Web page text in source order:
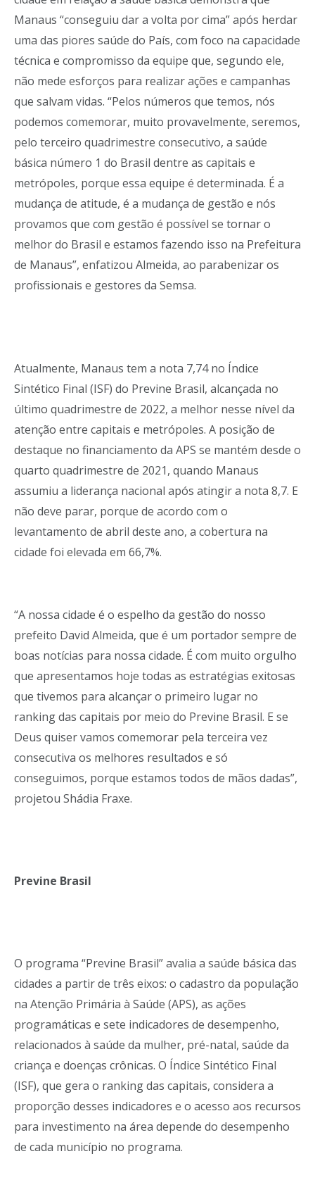
Manaus “conseguiu dar a volta por cima” após herdar
uma das piores saúde do País, com foco na capacidade
técnica e compromisso da equipe que, segundo ele,
não mede esforços para realizar ações e campanhas
que salvam vidas. “Pelos números que temos, nós
podemos comemorar, muito provavelmente, seremos,
pelo terceiro quadrimestre consecutivo, a saúde
básica número 1 do Brasil dentre as capitais e
metrópoles, porque essa equipe é determinada. É a
mudança de atitude, é a mudança de gestão e nós
provamos que com gestão é possível se tornar o
melhor do Brasil e estamos fazendo isso na Prefeitura
de Manaus”, enfatizou Almeida, ao parabenizar os
profissionais e gestores da Semsa.
Atualmente, Manaus tem a nota 7,74 no Índice
Sintético Final (ISF) do Previne Brasil, alcançada no
último quadrimestre de 2022, a melhor nesse nível da
atenção entre capitais e metrópoles. A posição de
destaque no financiamento da APS se mantém desde o
quarto quadrimestre de 2021, quando Manaus
assumiu a liderança nacional após atingir a nota 8,7. E
não deve parar, porque de acordo com o
levantamento de abril deste ano, a cobertura na
cidade foi elevada em 66,7%.
“A nossa cidade é o espelho da gestão do nosso
prefeito David Almeida, que é um portador sempre de
boas notícias para nossa cidade. É com muito orgulho
que apresentamos hoje todas as estratégias exitosas
que tivemos para alcançar o primeiro lugar no
ranking das capitais por meio do Previne Brasil. E se
Deus quiser vamos comemorar pela terceira vez
consecutiva os melhores resultados e só
conseguimos, porque estamos todos de mãos dadas”,
projetou Shádia Fraxe.
Previne Brasil
O programa “Previne Brasil” avalia a saúde básica das
cidades a partir de três eixos: o cadastro da população
na Atenção Primária à Saúde (APS), as ações
programáticas e sete indicadores de desempenho,
relacionados à saúde da mulher, pré-natal, saúde da
criança e doenças crônicas. O Índice Sintético Final
(ISF), que gera o ranking das capitais, considera a
proporção desses indicadores e o acesso aos recursos
para investimento na área depende do desempenho
de cada município no programa.